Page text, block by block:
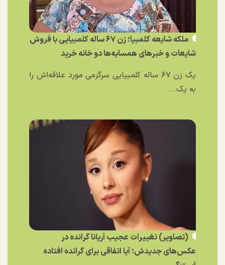
ملکه شایعه کلمبیا؛ زن ۶۷ ساله کلمبیایی با فروش
شایعات و خبر‌های همسایه‌ها دو خانه خرید
یک زن ۶۷ ساله کلمبیایی سرگرمی مورد علاقه‌اش را
به یک...
(تصاویر) تغییرات عجیب آریانا گرانده در
عکس‌های جدیدش؛ آیا اتفاقی برای گرانده افتاده